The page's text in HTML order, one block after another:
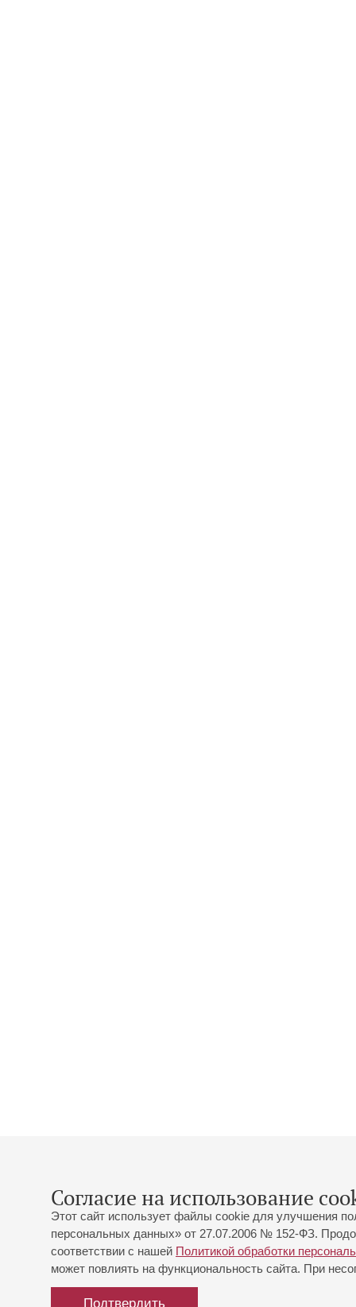
Согласие на использование
Этот сайт использует файлы cookie для улучшения
персональных данных» от 27.07.2006 № 152-ФЗ.
соответствии с нашей Политикой обработки
может повлиять на функциональность сайта. При
Подтвердить